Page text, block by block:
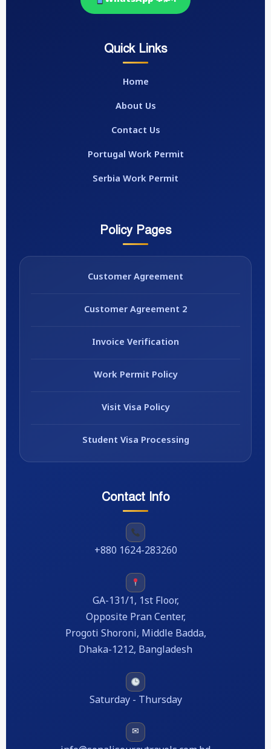
Quick Links
Home
About Us
Contact Us
Portugal Work Permit
Serbia Work Permit
Policy Pages
Customer Agreement
Customer Agreement 2
Invoice Verification
Work Permit Policy
Visit Visa Policy
Student Visa Processing
Contact Info
+880 1624-283260
GA-131/1, 1st Floor,
Opposite Pran Center,
Progoti Shoroni, Middle Badda,
Dhaka-1212, Bangladesh
Saturday - Thursday
✉